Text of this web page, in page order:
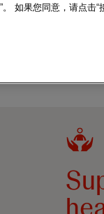
。 如果您同意，请点击“